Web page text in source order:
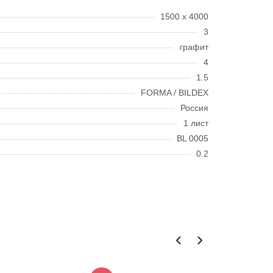
1500 х 4000
3
графит
4
1.5
FORMA / BILDEX
Россия
1 лист
BL 0005
0.2